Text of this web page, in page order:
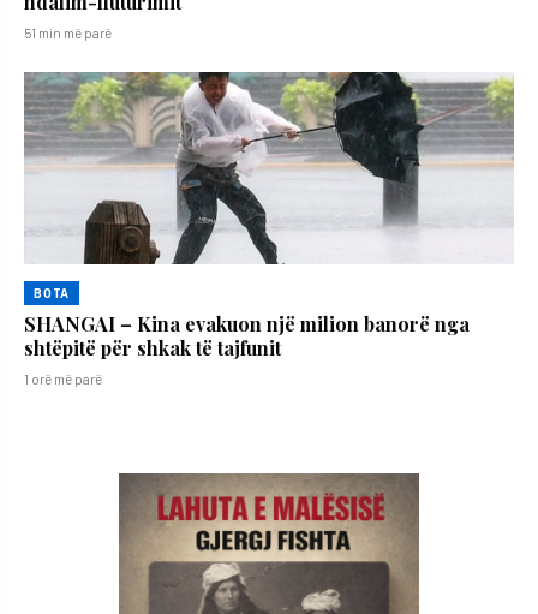
51 min më parë
BOTA
SHANGAI – Kina evakuon një milion banorë nga
shtëpitë për shkak të tajfunit
1 orë më parë